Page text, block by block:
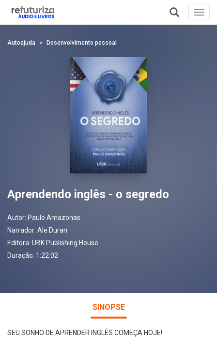
Autoajuda Desenvolvimento pessoal
Aprendendo inglês - o segredo
Autor: Paulo Amazonas
Narrador: Ale Duran
Editora: UBK Publishing House
Duração: 1:22:02
SINOPSE
SEU SONHO DE APRENDER INGLÊS COMEÇA HOJE!